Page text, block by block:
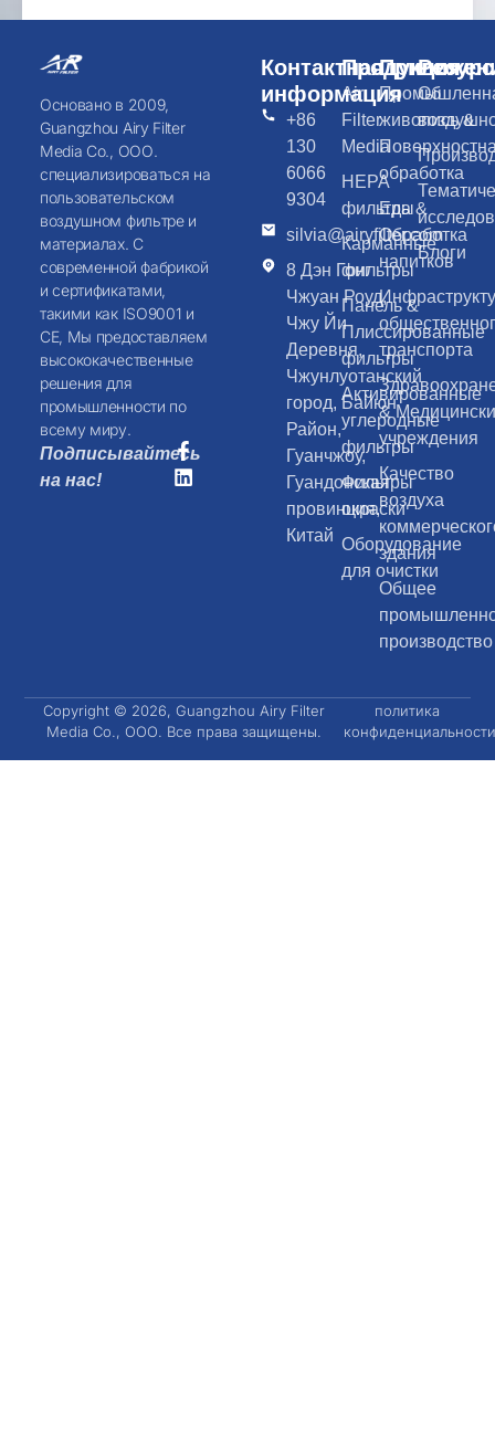
Основано в 2009,
Guangzhou Airy Filter
Media Co., ООО.
специализироваться на
пользовательском
воздушном фильтре и
материалах. С
современной фабрикой
и сертификатами,
такими как ISO9001 и
CE, Мы предоставляем
высококачественные
решения для
промышленности по
всему миру.
Подписывайтесь
на нас!
Продукция
Air
Filter
Media
HEPA
фильтры
Карманные
фильтры
Панель &
Плиссированные
фильтры
Активированные
углеродные
фильтры
Фильтры
окраски
Оборудование
для очистки
живопись &
обработка
Еда &
Обработка
напитков
транспорта
&
учреждения
Качество
воздуха
здания
Общее
производство
Ресурс
Об
Блоги
Контактная
информация
+86
130
6066
9304
silvia@airyfilter.com
8 Дэн Гонг
Чжуан Роуд,
Чжу Йи
Деревня,
Чжунлуотанский
город, Байюн
Район,
Гуанчжоу,
Гуандонская
провинция,
Китай
Copyright © 2026, Guangzhou Airy Filter
Media Co., ООО. Все права защищены.
политика